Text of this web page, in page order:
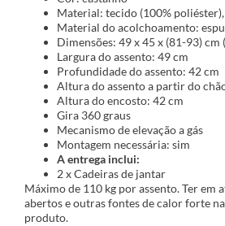
Material: tecido (100%
Material do acolchoamento:
Dimensões: 49 x 45 x (81-93) cm
Largura do assento: 49 cm
Profundidade do assento: 42 cm
Altura do assento a partir do
Altura do encosto: 42 cm
Gira 360 graus
Mecanismo de elevação a gás
Montagem necessária: sim
A entrega inclui:
2 x Cadeiras de jantar
Máximo de 110 kg por assento. Ter em
abertos e outras fontes de calor forte
produto.